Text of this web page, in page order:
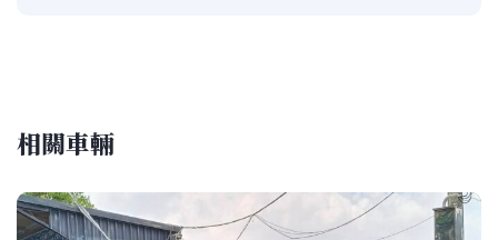
相關車輛